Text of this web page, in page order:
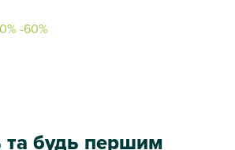
-60%
будь першим